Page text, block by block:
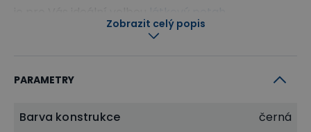
Zobrazit celý popis
PARAMETRY
Barva konstrukce
černá